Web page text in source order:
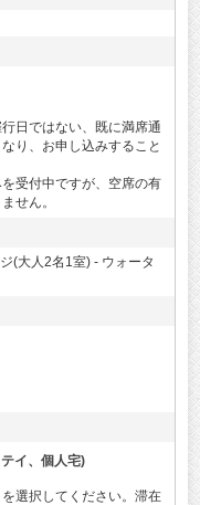
日ではない、既に満席通
り、お申し込みすること
受付中ですが、空席の有
せん。
(大人2名1室) - ウォータ
イ、個人宅)
選択してください。滞在